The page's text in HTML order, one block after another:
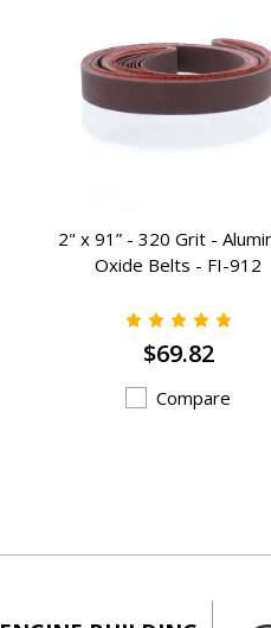
2" x 91” - 320 Grit -
Oxide Belts - FI-912
$69.82
Compare